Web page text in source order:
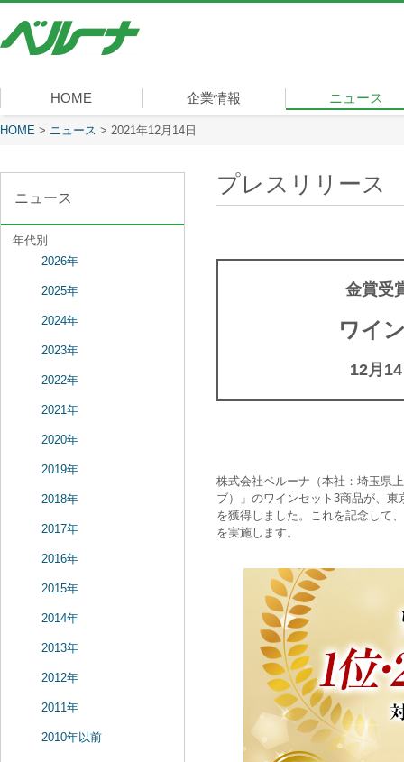
式
ベ
ル
ー
HOME 企業情報
社長メッセージ
会社概要
経営理念
沿革
組織図
事業内容
役員一覧
所在地
ニュース
現在表示しているページ
HOME > ニュース > 2021年12月14日
プレスリリース
金賞受
ワイ
12月
株式会社ベルーナ（本社：埼玉県
ブ）」のワインセット3商品が、
を獲得しました。これを記念して
を実施します。
ニュース
年代別
2026年
2025年
2024年
2023年
2022年
2021年
2020年
2019年
2018年
2017年
2016年
2015年
2014年
2013年
2012年
2011年
2010年以前